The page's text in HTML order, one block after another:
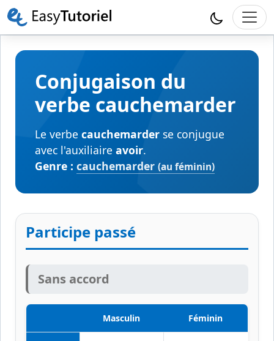
Conjugaison du
verbe cauchemarder
Le verbe cauchemarder se conjugue
avec l'auxiliaire avoir.
Genre : cauchemarder (au féminin)
Participe passé
Sans accord
Masculin Féminin